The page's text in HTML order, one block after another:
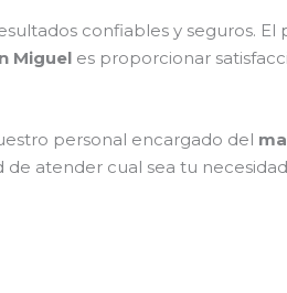
confiables y seguros.
Miguel es proporcionar
personal encargado del
atender cual sea tu